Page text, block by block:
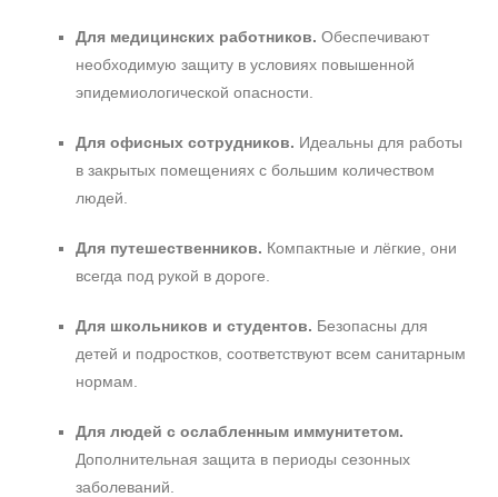
Для медицинских работников. Обеспечивают
необходимую защиту в условиях повышенной
эпидемиологической опасности.
Для офисных сотрудников. Идеальны для работы
в закрытых помещениях с большим количеством
людей.
Для путешественников. Компактные и лёгкие, они
всегда под рукой в дороге.
Для школьников и студентов. Безопасны для
детей и подростков, соответствуют всем санитарным
нормам.
Для людей с ослабленным иммунитетом.
Дополнительная защита в периоды сезонных
заболеваний.
Не показывать предложение о консультации
+7 (929) 933-09-89